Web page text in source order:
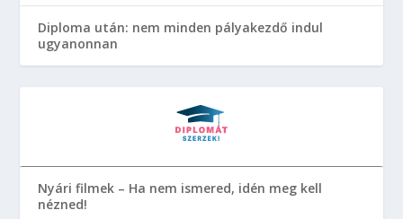
Diploma után: nem minden pályakezdő indul
ugyanonnan
Nyári filmek – Ha nem ismered, idén meg kell
nézned!